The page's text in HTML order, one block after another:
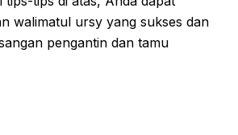
walimatul ursy yang sukses dan
pengantin dan tamu